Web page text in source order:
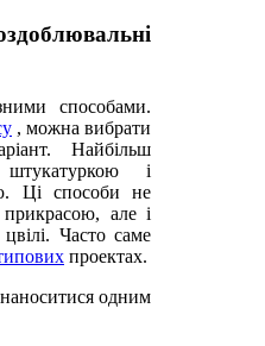
способами.
, можна вибрати
Найбільш
і
Ці способи не
але і
Часто саме
проектах.
одним